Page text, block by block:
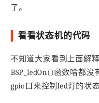
了。
看看状态机的代码
不知道大家看到上面解
BSP_ledOn()函数啥都
gpio口来控制led灯的状态